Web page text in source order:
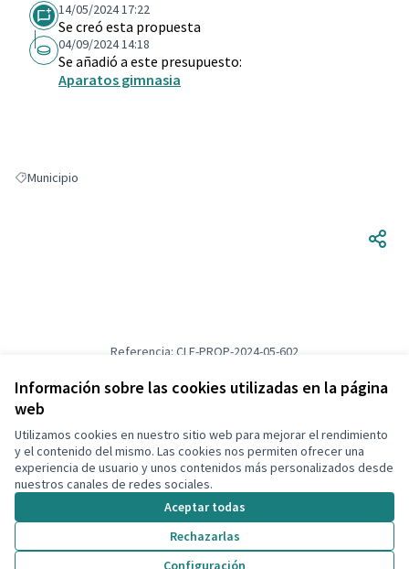
Información sobre las cookies utilizadas en la página
web
Utilizamos cookies en nuestro sitio web para mejorar el rendimiento
y el contenido del mismo. Las cookies nos permiten ofrecer una
experiencia de usuario y unos contenidos más personalizados desde
nuestros canales de redes sociales.
Aceptar todas
Rechazarlas
Configuración
14/05/2024 17:22
Se creó esta propuesta
04/09/2024 14:18
Se añadió a este presupuesto:
Aparatos gimnasia
Resultados al filtrar por: Municipio
Municipio
Referencia: CLF-PROP-2024-05-602
Verificar huella digital
Términos y condiciones de uso
Configuración de cookies
Decidim Calafell en X
(Enlace externo)
Decidim Calafell en Facebook
Decidim Calafell en YouTube
Decidim Calafell en GitHub
(Enlace externo)
Con licencia
(Enlace